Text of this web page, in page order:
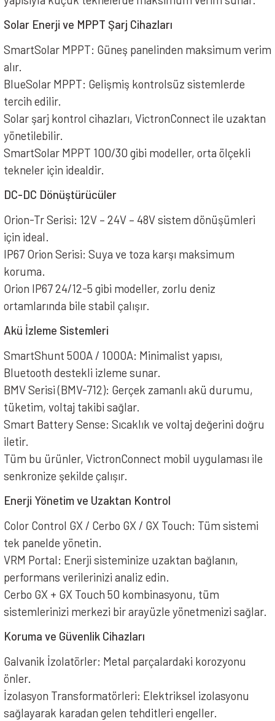
Solar Enerji ve MPPT Şarj Cihazları
SmartSolar MPPT: Güneş panelinden maksimum verim
alır.
BlueSolar MPPT: Gelişmiş kontrolsüz sistemlerde
tercih edilir.
Solar şarj kontrol cihazları, VictronConnect ile uzaktan
yönetilebilir.
SmartSolar MPPT 100/30 gibi modeller, orta ölçekli
tekneler için idealdir.
DC-DC Dönüştürücüler
Orion-Tr Serisi: 12V – 24V – 48V sistem dönüşümleri
için ideal.
IP67 Orion Serisi: Suya ve toza karşı maksimum
koruma.
Orion IP67 24/12-5 gibi modeller, zorlu deniz
ortamlarında bile stabil çalışır.
Akü İzleme Sistemleri
SmartShunt 500A / 1000A: Minimalist yapısı,
Bluetooth destekli izleme sunar.
BMV Serisi (BMV-712): Gerçek zamanlı akü durumu,
tüketim, voltaj takibi sağlar.
Smart Battery Sense: Sıcaklık ve voltaj değerini doğru
iletir.
Tüm bu ürünler, VictronConnect mobil uygulaması ile
senkronize şekilde çalışır.
Enerji Yönetim ve Uzaktan Kontrol
Color Control GX / Cerbo GX / GX Touch: Tüm sistemi
tek panelde yönetin.
VRM Portal: Enerji sisteminize uzaktan bağlanın,
performans verilerinizi analiz edin.
Cerbo GX + GX Touch 50 kombinasyonu, tüm
sistemlerinizi merkezi bir arayüzle yönetmenizi sağlar.
Koruma ve Güvenlik Cihazları
Galvanik İzolatörler: Metal parçalardaki korozyonu
önler.
İzolasyon Transformatörleri: Elektriksel izolasyonu
sağlayarak karadan gelen tehditleri engeller.